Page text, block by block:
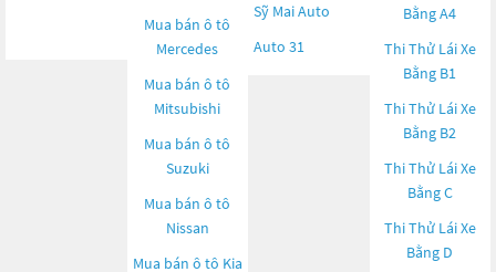
Mua bán ô tô
Mercedes
Mua bán ô tô
Mitsubishi
Mua bán ô tô
Suzuki
Mua bán ô tô
Nissan
Mua bán ô tô Kia
Sỹ Mai Auto
Auto 31
Bằng A4
Thi Thử Lái Xe
Bằng B1
Thi Thử Lái Xe
Bằng B2
Thi Thử Lái Xe
Bằng C
Thi Thử Lái Xe
Bằng D